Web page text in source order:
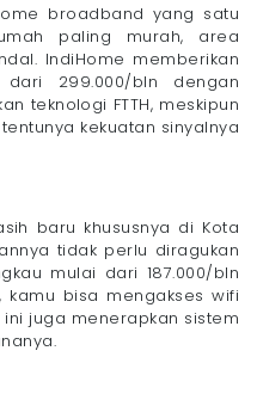
broadband yang satu
paling murah, area
IndiHome memberikan
299.000/bln dengan
teknologi FTTH, meskipun
kekuatan sinyalnya
baru khususnya di Kota
tidak perlu diragukan
mulai dari 187.000/bln
kamu bisa mengakses wifi
juga menerapkan sistem